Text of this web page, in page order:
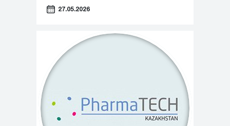
служба Министерства инвестиций,
27.05.2026